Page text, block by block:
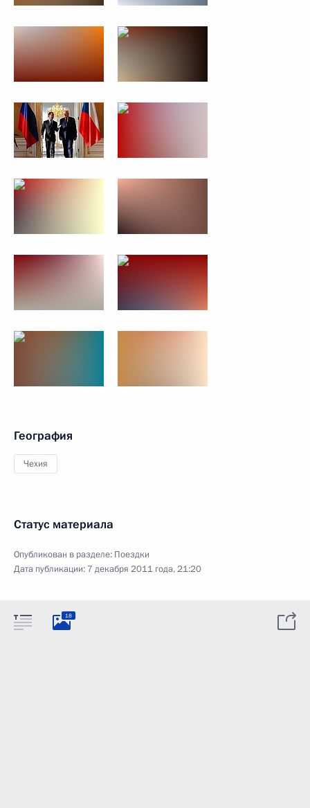
География
Чехия
Статус материала
Опубликован в разделе: Поездки
Дата публикации: 7 декабря 2011 года, 21:20
18